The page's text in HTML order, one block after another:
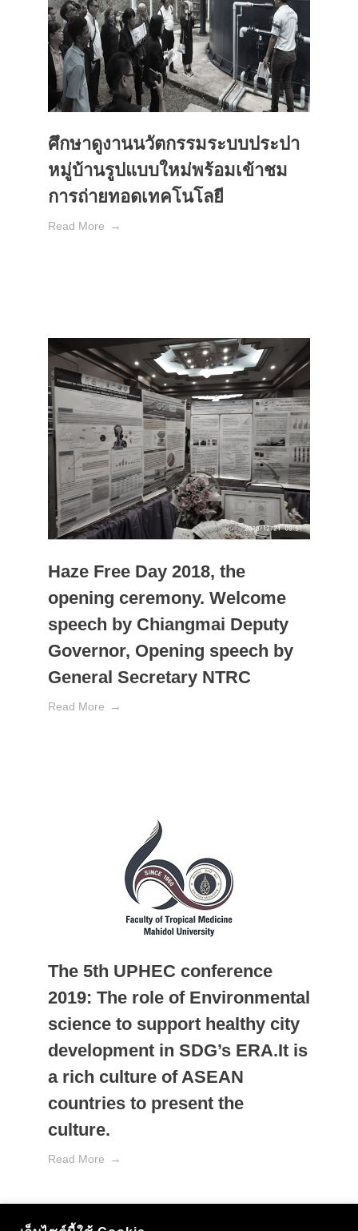
ศึกษาดูงานนวัตกรรมระบบประปา
หมู่บ้านรูปแบบใหม่พร้อมเข้าชม
การถ่ายทอดเทคโนโลยี
Read More
Haze Free Day 2018, the
opening ceremony. Welcome
speech by Chiangmai Deputy
Governor, Opening speech by
General Secretary NTRC
Read More
The 5th UPHEC conference
2019: The role of Environmental
science to support healthy city
development in SDG’s ERA.It is
a rich culture of ASEAN
countries to present the
culture.
Read More